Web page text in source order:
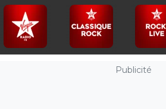
Publicité